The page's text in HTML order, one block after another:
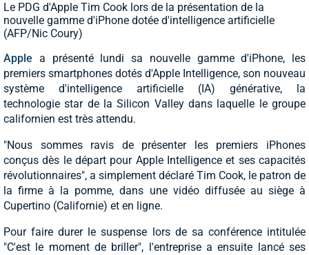
Le PDG d'Apple Tim Cook lors de la présentation de la
nouvelle gamme d'iPhone dotée d'intelligence artificielle
(AFP/Nic Coury)
Apple a présenté lundi sa nouvelle gamme d'iPhone, les
premiers smartphones dotés d'Apple Intelligence, son nouveau
système d'intelligence artificielle (IA) générative, la
technologie star de la Silicon Valley dans laquelle le groupe
californien est très attendu.
"Nous sommes ravis de présenter les premiers iPhones
conçus dès le départ pour Apple Intelligence et ses capacités
révolutionnaires", a simplement déclaré Tim Cook, le patron de
la firme à la pomme, dans une vidéo diffusée au siège à
Cupertino (Californie) et en ligne.
Pour faire durer le suspense lors de sa conférence intitulée
"C'est le moment de briller", l'entreprise a ensuite lancé ses